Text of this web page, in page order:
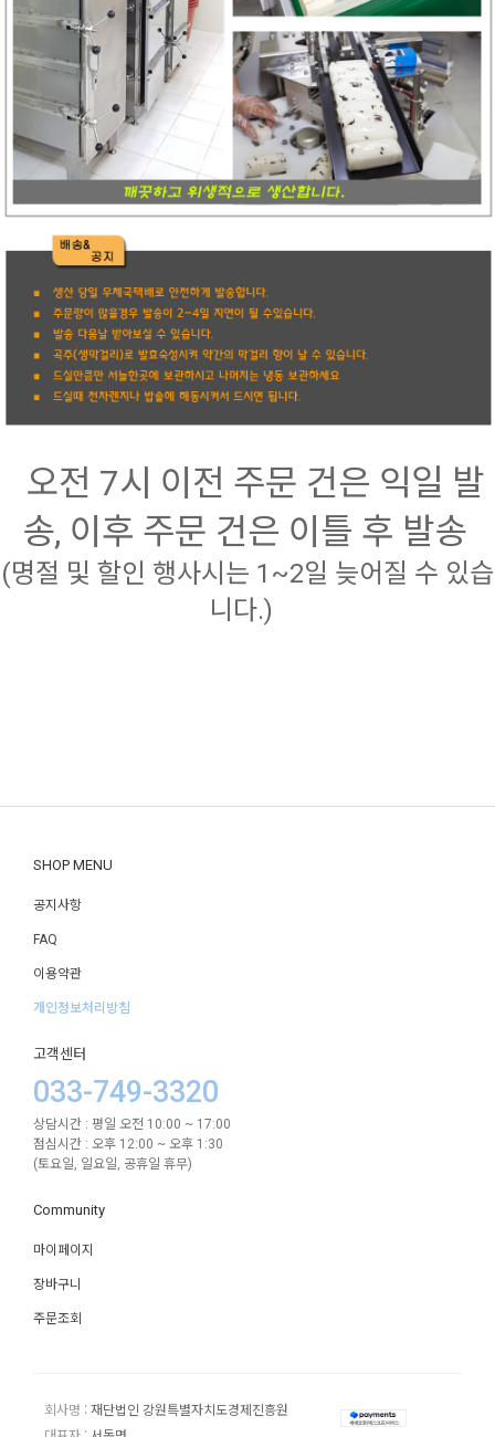
오전 7시 이전 주문 건은 익일 발
송, 이후 주문 건은 이틀 후 발송
(명절 및 할인 행사시는 1~2일 늦어질 수 있습
니다.)
SHOP MENU
공지사항
FAQ
이용약관
개인정보처리방침
고객센터
033-749-3320
상담시간 : 평일 오전 10:00 ~ 17:00
점심시간 : 오후 12:00 ~ 오후 1:30
(토요일, 일요일, 공휴일 휴무)
Community
마이페이지
장바구니
주문조회
회사명 :재단법인 강원특별자치도경제진흥원